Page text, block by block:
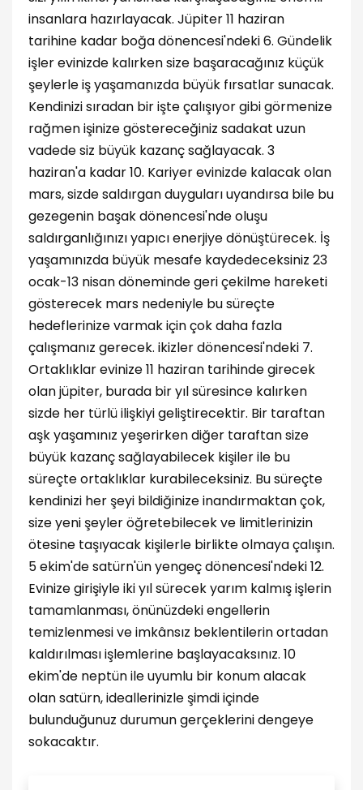
insanlara hazırlayacak. Jüpiter 11 haziran
tarihine kadar boğa dönencesi'ndeki 6. Gündelik
işler evinizde kalırken size başaracağınız küçük
şeylerle iş yaşamanızda büyük fırsatlar sunacak.
Kendinizi sıradan bir işte çalışıyor gibi görmenize
rağmen işinize göstereceğiniz sadakat uzun
vadede siz büyük kazanç sağlayacak. 3
haziran'a kadar 10. Kariyer evinizde kalacak olan
mars, sizde saldırgan duyguları uyandırsa bile bu
gezegenin başak dönencesi'nde oluşu
saldırganlığınızı yapıcı enerjiye dönüştürecek. İş
yaşamınızda büyük mesafe kaydedeceksiniz 23
ocak-13 nisan döneminde geri çekilme hareketi
gösterecek mars nedeniyle bu süreçte
hedeflerinize varmak için çok daha fazla
çalışmanız gerecek. ikizler dönencesi'ndeki 7.
Ortaklıklar evinize 11 haziran tarihinde girecek
olan jüpiter, burada bir yıl süresince kalırken
sizde her türlü ilişkiyi geliştirecektir. Bir taraftan
aşk yaşamınız yeşerirken diğer taraftan size
büyük kazanç sağlayabilecek kişiler ile bu
süreçte ortaklıklar kurabileceksiniz. Bu süreçte
kendinizi her şeyi bildiğinize inandırmaktan çok,
size yeni şeyler öğretebilecek ve limitlerinizin
ötesine taşıyacak kişilerle birlikte olmaya çalışın.
5 ekim'de satürn'ün yengeç dönencesi'ndeki 12.
Evinize girişiyle iki yıl sürecek yarım kalmış işlerin
tamamlanması, önünüzdeki engellerin
temizlenmesi ve imkânsız beklentilerin ortadan
kaldırılması işlemlerine başlayacaksınız. 10
ekim'de neptün ile uyumlu bir konum alacak
olan satürn, ideallerinizle şimdi içinde
bulunduğunuz durumun gerçeklerini dengeye
sokacaktır.